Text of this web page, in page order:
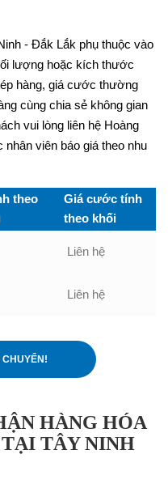
- Đắk Lắk phụ thuộc vào
lượng hoặc kích thước
hàng, giá cước thường
cùng chia sẻ không gian
vui lòng liên hệ Hoàng
viên báo giá theo nhu
theo
Giá cước tính
theo khối
Liên hệ
Liên hệ
CHUYỂN!
HÀNG HÓA
TÂY NINH